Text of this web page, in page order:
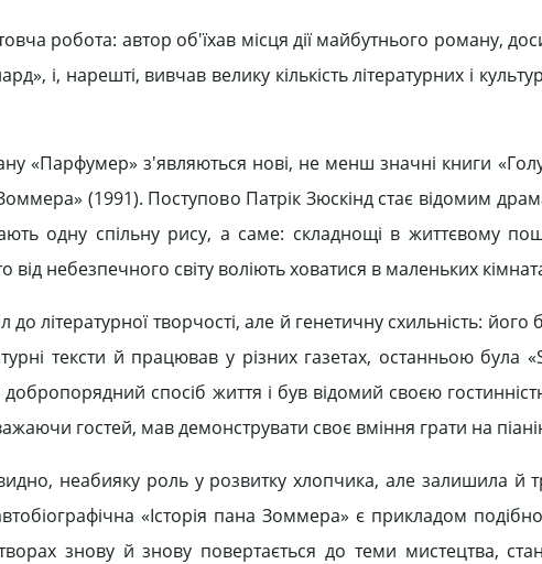
робота: автор об'їхав місця дії майбутнього роману,
і, нарешті, вивчав велику кількість літературних і
«Парфумер» з'являються нові, не менш значні книги
(1991). Поступово Патрік Зюскінд стає відомим
одну спільну рису, а саме: складнощі в життєвому
небезпечного світу воліють ховатися в маленьких
літературної творчості, але й генетичну схильність:
тексти й працював у різних газетах, останньою була
добропорядний спосіб життя і був відомий своєю
гостей, мав демонструвати своє вміння грати на
неабияку роль у розвитку хлопчика, але залишила й
«Історія пана Зоммера» є прикладом
знову й знову повертається до теми мистецтва,